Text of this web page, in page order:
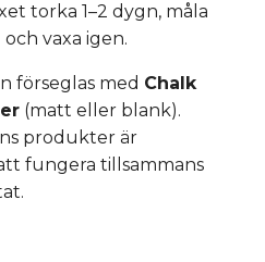
torka 1–2 dygn, måla
vaxa igen.
förseglas med Chalk
(matt eller blank).
produkter är
fungera tillsammans